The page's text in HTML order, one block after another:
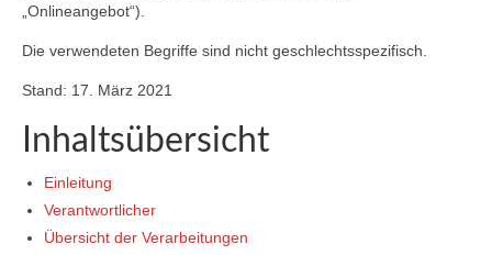
„Onlineangebot“).
Die verwendeten Begriffe sind nicht geschlechtsspezifisch.
Stand: 17. März 2021
Inhaltsübersicht
Einleitung
Verantwortlicher
Übersicht der Verarbeitungen